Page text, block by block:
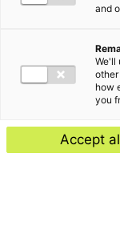
and
We'll
other
how
you
Accept